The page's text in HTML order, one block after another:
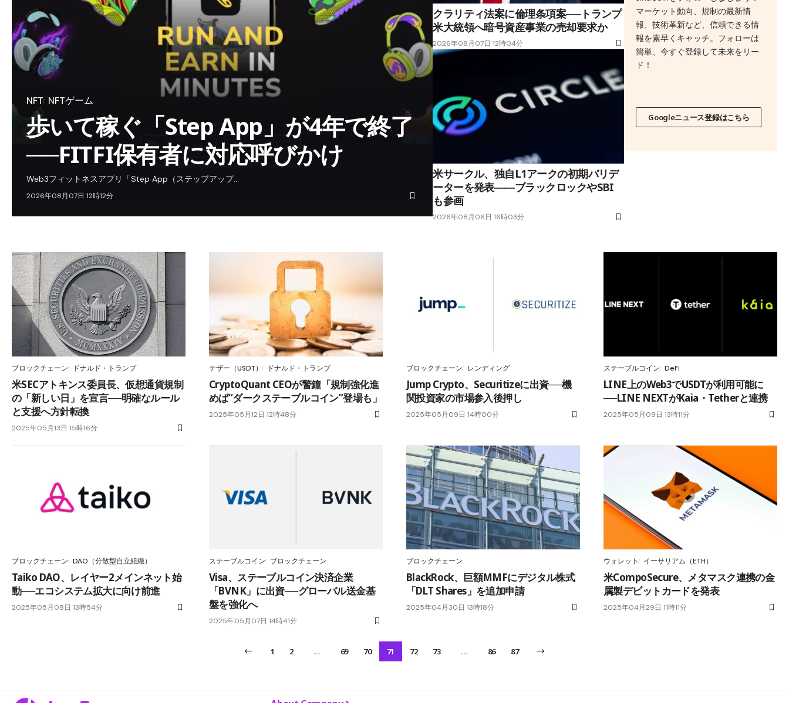
NFT NFTゲーム
歩いて稼ぐ「Step App」が4年で終了
──FITFI保有者に対応呼びかけ
Web3フィットネスアプリ「Step App（ステップアップ…
2026年08月07日 12時12分
クラリティ法案に倫理条項案──トランプ
米大統領へ暗号資産事業の売却要求か
2026年08月07日 12時04分
米サークル、独自L1アークの初期バリデ
ーターを発表――ブラックロックやSBI
も参画
2026年08月06日 16時03分
マーケット動向、規制の最新情
報、技術革新など、信頼できる情
報を素早くキャッチ。フォローは
簡単、今すぐ登録して未来をリー
ド！
Googleニュース登録はこちら
ブロックチェーン ドナルド・トランプ
米SECアトキンス委員長、仮想通貨規制
の「新しい日」を宣言──明確なルール
と支援へ方針転換
2025年05月13日 15時16分
テザー（USDT） ドナルド・トランプ
CryptoQuant CEOが警鐘「規制強化進
めば“ダークステーブルコイン”登場も」
2025年05月12日 12時48分
ブロックチェーン レンディング
Jump Crypto、Securitizeに出資──機
関投資家の市場参入後押し
2025年05月09日 14時00分
ステーブルコイン DeFi
LINE上のWeb3でUSDTが利用可能に
──LINE NEXTがKaia・Tetherと連携
2025年05月09日 13時11分
ブロックチェーン DAO（分散型自立組織）
Taiko DAO、レイヤー2メインネット始
動──エコシステム拡大に向け前進
2025年05月08日 13時54分
ステーブルコイン ブロックチェーン
Visa、ステーブルコイン決済企業
「BVNK」に出資──グローバル送金基
盤を強化へ
2025年05月07日 14時41分
ブロックチェーン
BlackRock、巨額MMFにデジタル株式
「DLT Shares」を追加申請
2025年04月30日 13時18分
ウォレット イーサリアム（ETH）
米CompoSecure、メタマスク連携の金
属製デビットカードを発表
2025年04月29日 11時11分
1 2 … 69 70 71 72 73 … 86 87